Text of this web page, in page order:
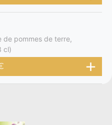
de pommes de terre,
cl)